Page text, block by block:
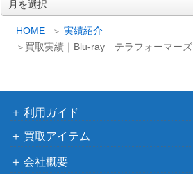
HOME
実績紹介
買取実績｜Blu-ray テラフォーマー
ー
利用ガイド
買取アイテム
会社概要